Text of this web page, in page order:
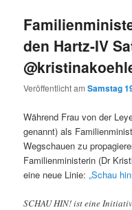
den Hartz-IV
Veröffentlicht amSamstag
Während Frau von der
genannt) als
Wegschauen zu
Familienministerin (Dr
eine neue Linie:„Schau
SCHAU HIN! ist eine